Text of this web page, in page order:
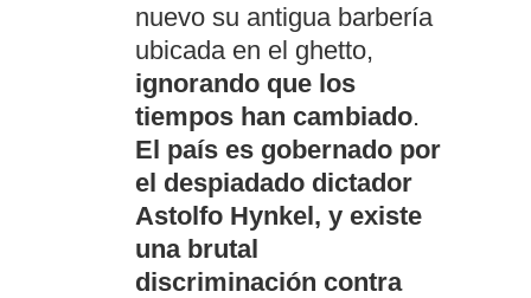
nuevo su antigua barbería
ubicada en el ghetto,
ignorando que los
tiempos han cambiado.
El país es gobernado por
el despiadado dictador
Astolfo Hynkel, y existe
una brutal
discriminación contra